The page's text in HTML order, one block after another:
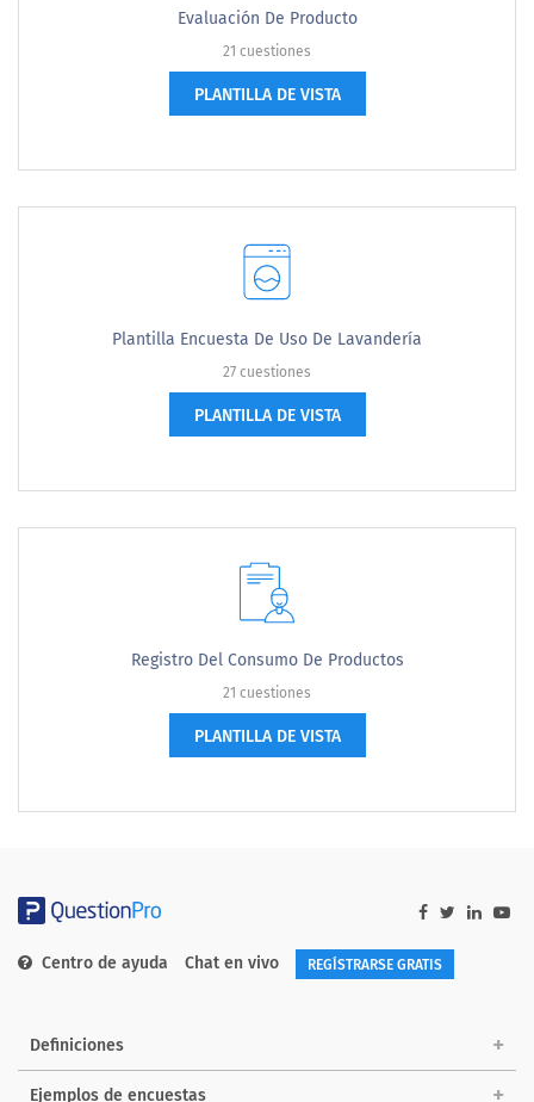
Evaluación De Producto
21 cuestiones
PLANTILLA DE VISTA
Plantilla Encuesta De Uso De Lavandería
27 cuestiones
PLANTILLA DE VISTA
Registro Del Consumo De Productos
21 cuestiones
PLANTILLA DE VISTA
Centro de ayuda Chat en vivo REGÍSTRARSE GRATIS
Definiciones
Ejemplos de encuestas